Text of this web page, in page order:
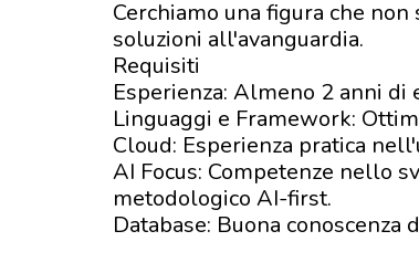
Cerchiamo una figura che
soluzioni all'avanguardia.
Requisiti
Esperienza: Almeno 2 anni
Linguaggi e Framework:
Cloud: Esperienza pratica
AI Focus: Competenze nello
metodologico AI-first.
Database: Buona